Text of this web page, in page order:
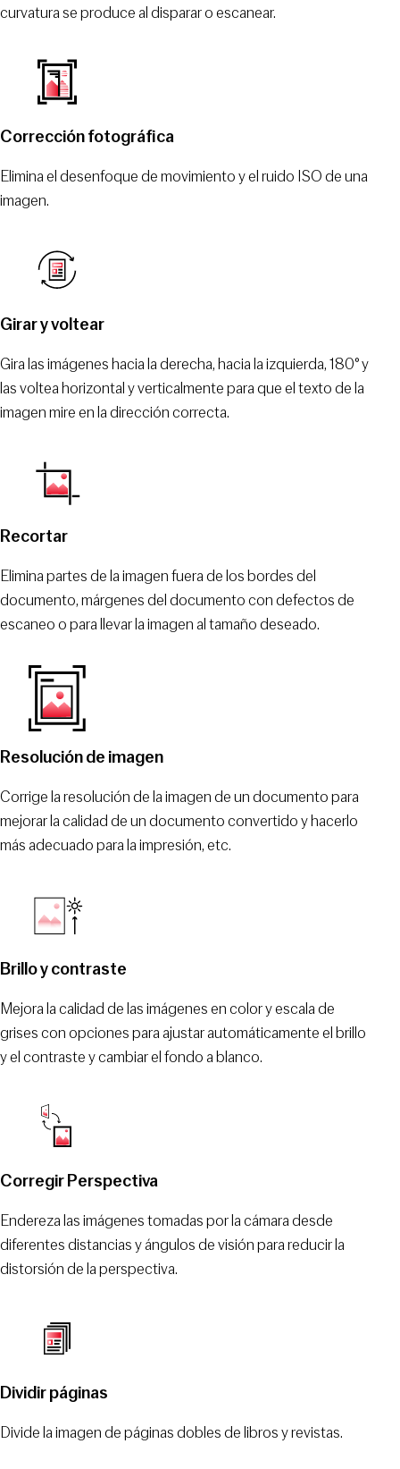
curvatura se produce al disparar o escanear.
Corrección fotográfica
Elimina el desenfoque de movimiento y el ruido ISO de una
imagen.
Girar y voltear
Gira las imágenes hacia la derecha, hacia la izquierda, 180° y
las voltea horizontal y verticalmente para que el texto de la
imagen mire en la dirección correcta.
Recortar
Elimina partes de la imagen fuera de los bordes del
documento, márgenes del documento con defectos de
escaneo o para llevar la imagen al tamaño deseado.
Resolución de imagen
Corrige la resolución de la imagen de un documento para
mejorar la calidad de un documento convertido y hacerlo
más adecuado para la impresión, etc.
Brillo y contraste
Mejora la calidad de las imágenes en color y escala de
grises con opciones para ajustar automáticamente el brillo
y el contraste y cambiar el fondo a blanco.
Corregir Perspectiva
Endereza las imágenes tomadas por la cámara desde
diferentes distancias y ángulos de visión para reducir la
distorsión de la perspectiva.
Dividir páginas
Divide la imagen de páginas dobles de libros y revistas.